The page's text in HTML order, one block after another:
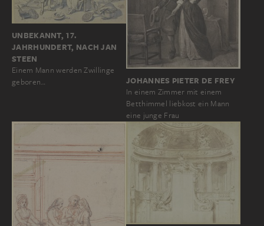
UNBEKANNT, 17.
JAHRHUNDERT, NACH JAN
STEEN
Einem Mann werden Zwillinge
geboren…
JOHANNES PIETER DE FREY
In einem Zimmer mit einem
Betthimmel liebkost ein Mann
eine junge Frau